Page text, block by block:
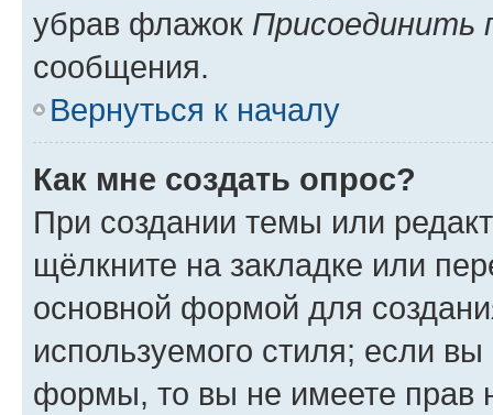
убрав флажок Присоединить
сообщения.
Вернуться к началу
Как мне создать опрос?
При создании темы или
щёлкните на закладке или
основной формой для
используемого стиля; если
формы, то вы не имеете прав